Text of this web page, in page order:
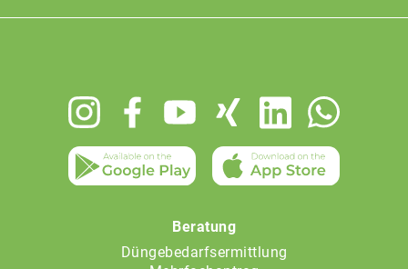
Beratung
Düngebedarfsermittlung